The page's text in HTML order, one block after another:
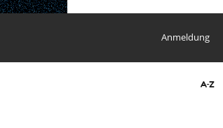
Anmeldung